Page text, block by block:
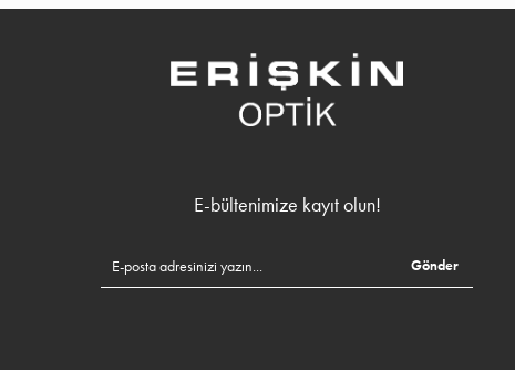
E-bültenimize kayıt olun!
Gönder